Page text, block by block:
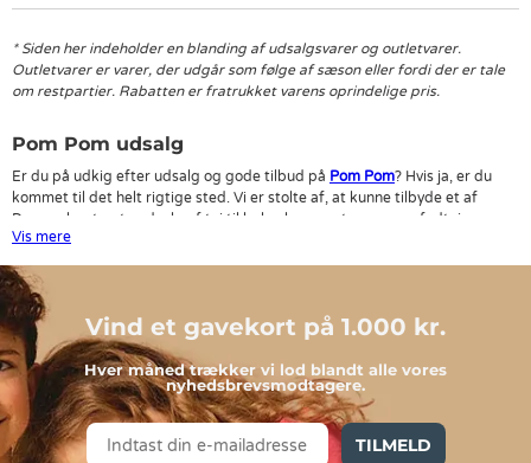
* Siden her indeholder en blanding af udsalgsvarer og outletvarer.
Outletvarer er varer, der udgår som følge af sæson eller fordi der er tale
om restpartier. Rabatten er fratrukket varens oprindelige pris.
Pom Pom udsalg
Er du på udkig efter udsalg og gode tilbud på Pom Pom? Hvis ja, er du
kommet til det helt rigtige sted. Vi er stolte af, at kunne tilbyde et af
Danmarks største udvalg af tøj til baby, børn og teenagere, fodtøj,
udstyr til babyer og interiør til børneværelset mv.
Det sker, at vi for at kunne få plads til de nye kollektioner fra blandt
andet Pom Pom, skal have tømt lageret. Det fantastiske er, at det hele
kommer dig til gode, ved at du kan købe Pom Pom på udsalg her på
siden.
Vis mere
Vind et gavekort på 1.000 kr.
Hver måned trækker vi lod blandt alle vores
nyhedsbrevsmodtagere.
TILMELD